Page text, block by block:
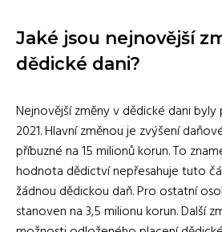
Jaké jsou nejnovější
dědické dani?
Nejnovější změny v dědické dani
2021. Hlavní změnou je zvýšení
příbuzné na 15 milionů korun. To
hodnota dědictví nepřesahuje tuto
žádnou dědickou daň. Pro ostatní
stanoven na 3,5 milionu korun. Další